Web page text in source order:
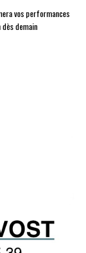
vos performances
demain